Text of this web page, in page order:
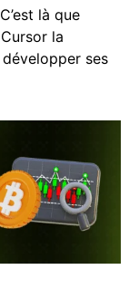
là que
la
ses